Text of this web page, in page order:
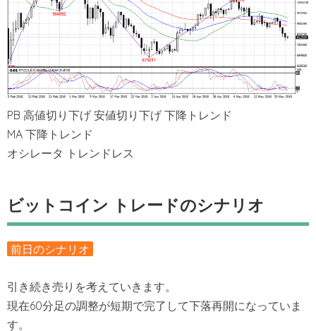
PB 高値切り下げ 安値切り下げ 下降トレンド
MA 下降トレンド
オシレータ トレンドレス
ビットコイン トレードのシナリオ
前日のシナリオ
引き続き売りを考えていきます。
現在60分足の調整が短期で完了して下落再開になっていま
す。